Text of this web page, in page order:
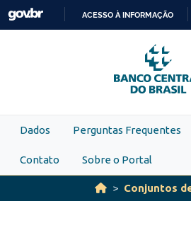
Skip to main content
PARA
O
ACESSO À INFORMAÇÃO
Dados Perguntas Frequentes
Contato Sobre o Portal
Conjuntos